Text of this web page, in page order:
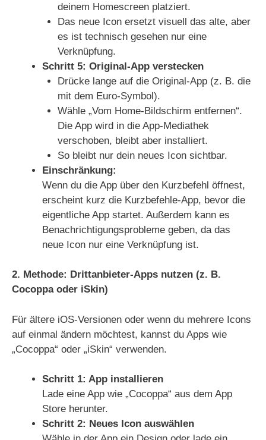
deinem Homescreen platziert.
Das neue Icon ersetzt visuell das alte, aber
es ist technisch gesehen nur eine
Verknüpfung.
Schritt 5: Original-App verstecken
Drücke lange auf die Original-App (z. B. die
mit dem Euro-Symbol).
Wähle „Vom Home-Bildschirm entfernen“.
Die App wird in die App-Mediathek
verschoben, bleibt aber installiert.
So bleibt nur dein neues Icon sichtbar.
Einschränkung:
Wenn du die App über den Kurzbefehl öffnest,
erscheint kurz die Kurzbefehle-App, bevor die
eigentliche App startet. Außerdem kann es
Benachrichtigungsprobleme geben, da das
neue Icon nur eine Verknüpfung ist.
2. Methode: Drittanbieter-Apps nutzen (z. B.
Cocoppa oder iSkin)
Für ältere iOS-Versionen oder wenn du mehrere Icons
auf einmal ändern möchtest, kannst du Apps wie
„Cocoppa“ oder „iSkin“ verwenden.
Schritt 1: App installieren
Lade eine App wie „Cocoppa“ aus dem App
Store herunter.
Schritt 2: Neues Icon auswählen